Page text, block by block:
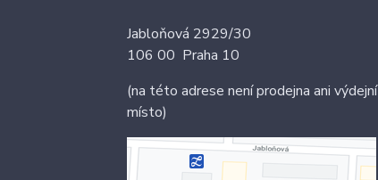
Jabloňová 2929/30
106 00 Praha 10
(na této adrese není prodejna ani výdejní
místo)